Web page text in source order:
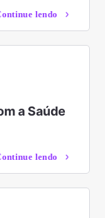
lendo
a Saúde
lendo